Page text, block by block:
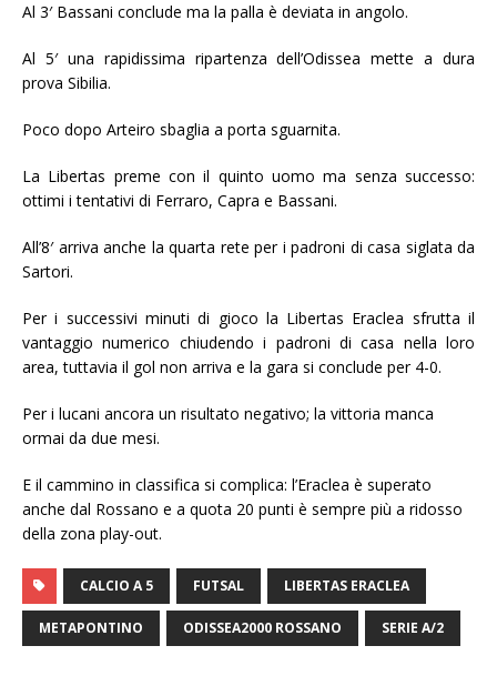
Al 3′ Bassani conclude ma la palla è deviata in angolo.
Al 5′ una rapidissima ripartenza dell’Odissea mette a dura
prova Sibilia.
Poco dopo Arteiro sbaglia a porta sguarnita.
La Libertas preme con il quinto uomo ma senza successo:
ottimi i tentativi di Ferraro, Capra e Bassani.
All’8′ arriva anche la quarta rete per i padroni di casa siglata da
Sartori.
Per i successivi minuti di gioco la Libertas Eraclea sfrutta il
vantaggio numerico chiudendo i padroni di casa nella loro
area, tuttavia il gol non arriva e la gara si conclude per 4-0.
Per i lucani ancora un risultato negativo; la vittoria manca
ormai da due mesi.
E il cammino in classifica si complica: l’Eraclea è superato
anche dal Rossano e a quota 20 punti è sempre più a ridosso
della zona play-out.
CALCIO A 5 FUTSAL LIBERTAS ERACLEA
METAPONTINO ODISSEA2000 ROSSANO SERIE A/2